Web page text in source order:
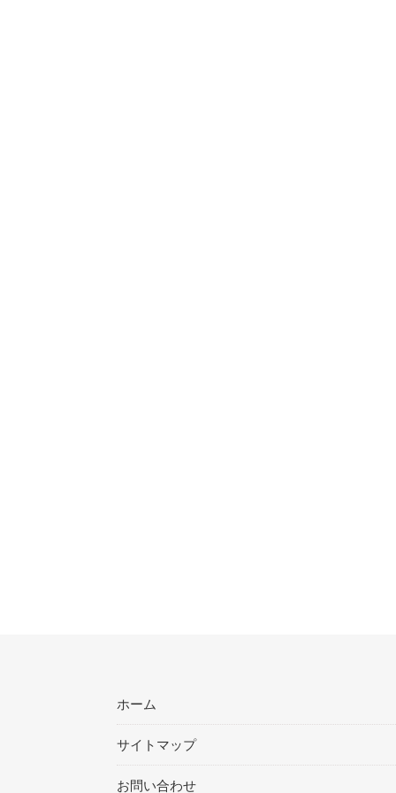
ホーム
サイトマップ
お問い合わせ